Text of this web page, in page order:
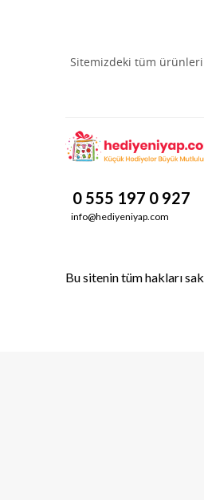
Sitemizdeki tüm
0 555 197 0 927
info@hediyeniyap.com
Bu sitenin tüm hakları